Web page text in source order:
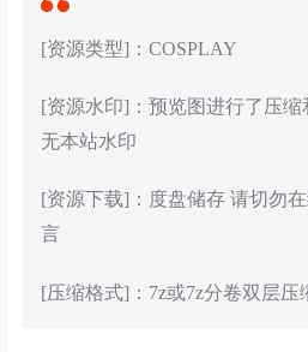
[资源类型]：COSPLAY
[资源水印]：预览图进行了压缩
无本站水印
[资源下载]：度盘储存 请切勿
言
[压缩格式]：7z或7z分卷双层压